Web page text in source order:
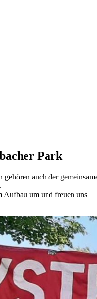
Park
auch der
Aufbau um und freuen uns